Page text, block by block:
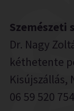
Szemészeti
Dr. Nagy
kéthetente
Kisújszállás,
06 59 520 754